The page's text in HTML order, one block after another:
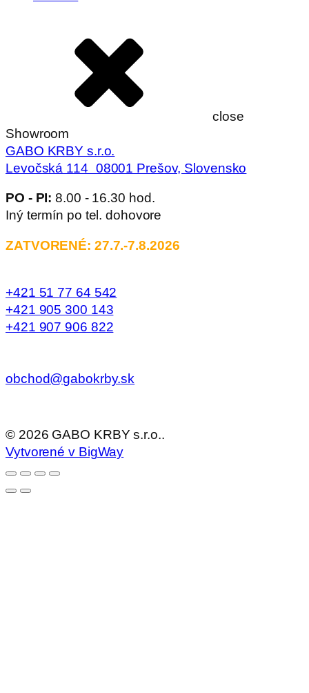
close
Showroom
GABO KRBY s.r.o.
Levočská 114 08001 Prešov, Slovensko
PO - PI: 8.00 - 16.30 hod.
Iný termín po tel. dohovore
ZATVORENÉ: 27.7.-7.8.2026
+421 51 77 64 542
+421 905 300 143
+421 907 906 822
obchod@gabokrby.sk
© 2026 GABO KRBY s.r.o..
Vytvorené v BigWay